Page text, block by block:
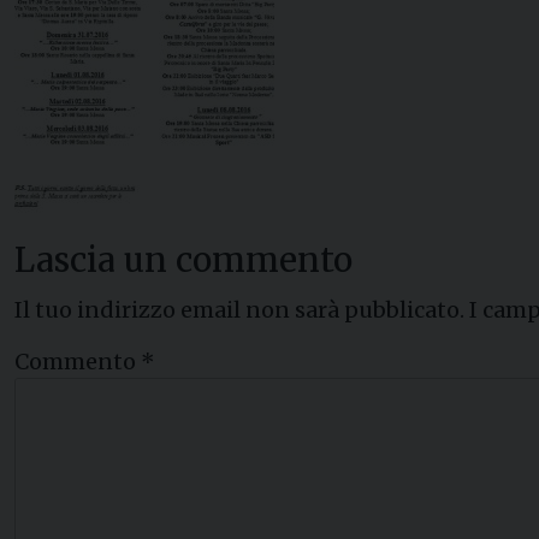
Lascia un commento
Il tuo indirizzo email non sarà pubblicato. I
Commento *